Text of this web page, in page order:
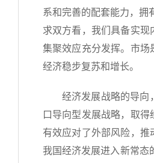
系和完善的配套能力，拥
求双方看，我们具备实
集聚效应充分发挥。市场
经济稳步复苏和增长。
经济发展战略的导向
口导向型发展战略，取
有效应对了外部风险，
我国经济发展进入新常态